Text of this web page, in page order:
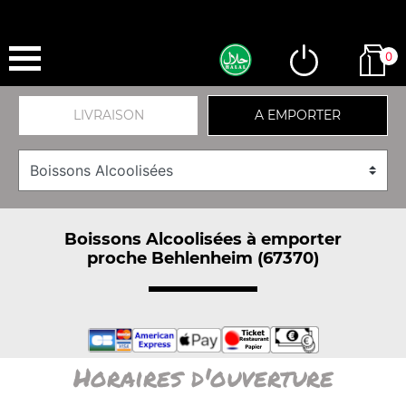
0
LIVRAISON A EMPORTER
Boissons Alcoolisées à emporter
proche Behlenheim (67370)
Horaires d'ouverture